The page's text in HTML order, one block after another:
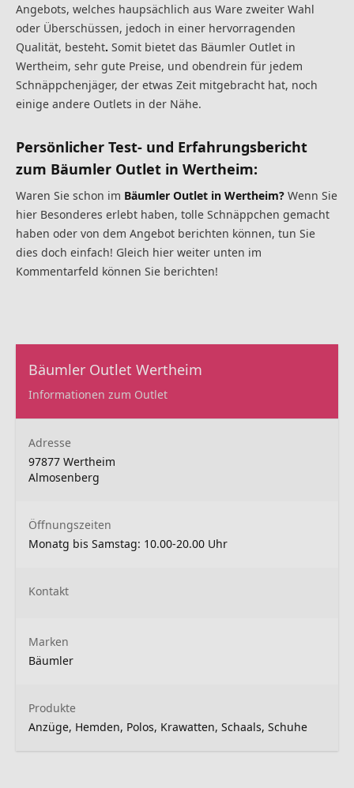
Angebots, welches haupsächlich aus Ware zweiter Wahl
oder Überschüssen, jedoch in einer hervorragenden
Qualität, besteht. Somit bietet das Bäumler Outlet in
Wertheim, sehr gute Preise, und obendrein für jedem
Schnäppchenjäger, der etwas Zeit mitgebracht hat, noch
einige andere Outlets in der Nähe.
Persönlicher Test- und Erfahrungsbericht
zum Bäumler Outlet in Wertheim:
Waren Sie schon im Bäumler Outlet in Wertheim? Wenn Sie
hier Besonderes erlebt haben, tolle Schnäppchen gemacht
haben oder von dem Angebot berichten können, tun Sie
dies doch einfach! Gleich hier weiter unten im
Kommentarfeld können Sie berichten!
Bäumler Outlet Wertheim
Informationen zum Outlet
Adresse
97877 Wertheim
Almosenberg
Öffnungszeiten
Monatg bis Samstag: 10.00-20.00 Uhr
Kontakt
Marken
Bäumler
Produkte
Anzüge, Hemden, Polos, Krawatten, Schaals, Schuhe